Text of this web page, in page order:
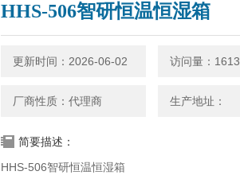
HHS-506智研恒温恒湿箱
更新时间：2026-06-02 访问量：1613
厂商性质：代理商 生产地址：
简要描述：
HHS-506智研恒温恒湿箱